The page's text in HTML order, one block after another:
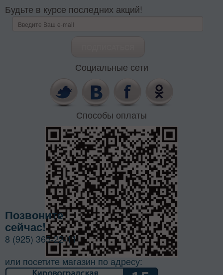
Будьте в курсе последних акций!
Социальные сети
Способы оплаты
Позвоните
сейчас!
8 (925) 365-22-11
или посетите магазин по адресу: